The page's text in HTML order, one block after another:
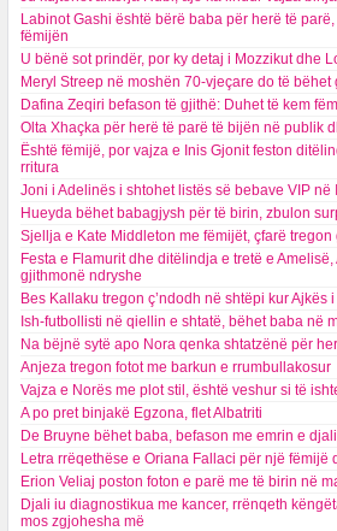
Labinot Gashi është bërë baba për herë të
fëmijën
U bënë sot prindër, por ky detaj i Mozzikut dhe
Meryl Streep në moshën 70-vjeçare do të bëhet
Dafina Zeqiri befason të gjithë: Duhet të kem
Olta Xhaçka për herë të parë të bijën në publik
Është fëmijë, por vajza e Inis Gjonit feston
rritura
Joni i Adelinës i shtohet listës së bebave VIP në
Hueyda bëhet babagjysh për të birin, zbulon
Sjellja e Kate Middleton me fëmijët, çfarë
Festa e Flamurit dhe ditëlindja e tretë e
gjithmonë ndryshe
Bes Kallaku tregon ç’ndodh në shtëpi kur Ajkës
Ish-futbollisti në qiellin e shtatë, bëhet baba në
Na bëjnë sytë apo Nora qenka shtatzënë për
Anjeza tregon fotot me barkun e rrumbullakosur
Vajza e Norës me plot stil, është veshur si të
A po pret binjakë Egzona, flet Albatriti
De Bruyne bëhet baba, befason me emrin e
Letra rrëqethëse e Oriana Fallaci për një fëmijë
Erion Veliaj poston foton e parë me të birin në
Djali iu diagnostikua me kancer, rrënqeth
mos zgjohesha më